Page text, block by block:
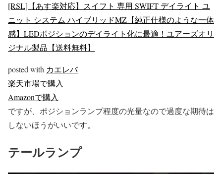
[RSL]【あす楽対応】スイフト 専用 SWIFT デイライト ユ
ニット システム ハイブリッドMZ【純正仕様のような一体
感】LEDポジションのデイライト化に最適！ユアーズオリ
ジナル製品【送料無料】
posted with カエレバ
楽天市場で購入
Amazonで購入
ですが、ポジションランプ程度の光量なので過度な期待は
しないほうがいいです。
テールランプ